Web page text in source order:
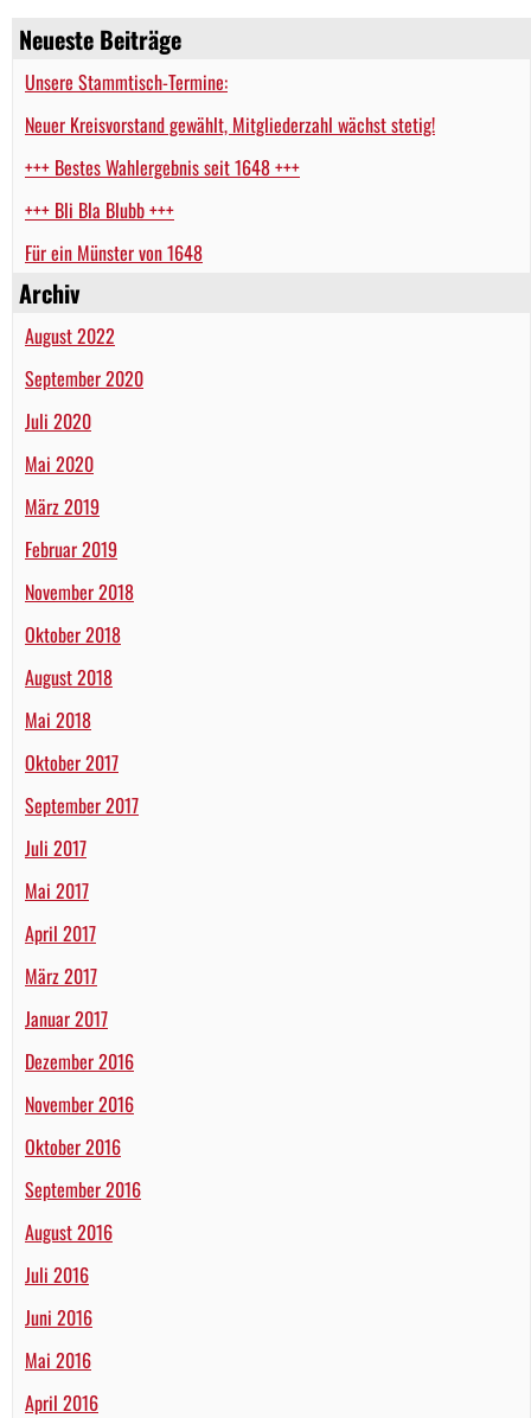
Neueste Beiträge
Unsere Stammtisch-Termine:
Neuer Kreisvorstand gewählt, Mitgliederzahl wächst stetig!
+++ Bestes Wahlergebnis seit 1648 +++
+++ Bli Bla Blubb +++
Für ein Münster von 1648
Archiv
August 2022
September 2020
Juli 2020
Mai 2020
März 2019
Februar 2019
November 2018
Oktober 2018
August 2018
Mai 2018
Oktober 2017
September 2017
Juli 2017
Mai 2017
April 2017
März 2017
Januar 2017
Dezember 2016
November 2016
Oktober 2016
September 2016
August 2016
Juli 2016
Juni 2016
Mai 2016
April 2016